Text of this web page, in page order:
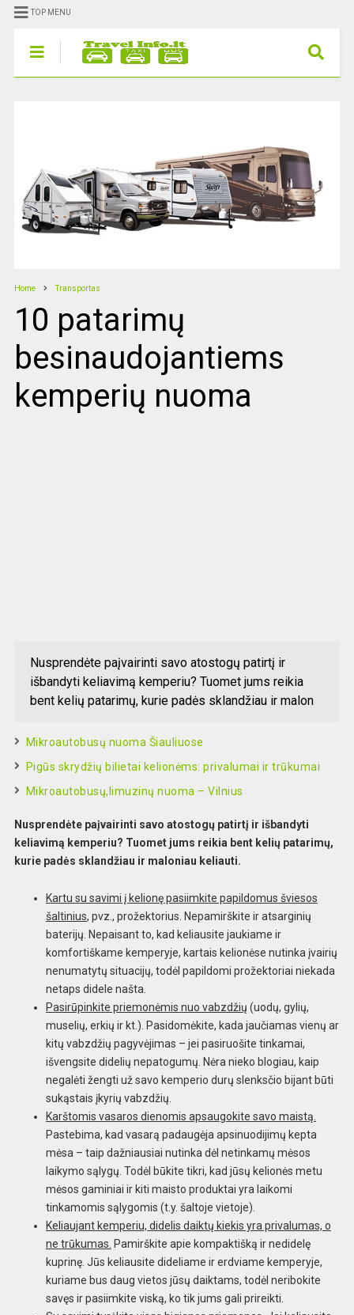
TOP MENU
Home Transportas
10 patarimų
besinaudojantiems
kemperių nuoma
Nusprendėte paįvairinti savo atostogų patirtį ir
išbandyti keliavimą kemperiu? Tuomet jums reikia
bent kelių patarimų, kurie padės sklandžiau ir malon
Mikroautobusų nuoma Šiauliuose
Pigūs skrydžių bilietai kelionėms: privalumai ir trūkumai
Mikroautobusų,limuzinų nuoma – Vilnius
Nusprendėte paįvairinti savo atostogų patirtį ir išbandyti
keliavimą kemperiu? Tuomet jums reikia bent kelių patarimų,
kurie padės sklandžiau ir maloniau keliauti.
Kartu su savimi į kelionę pasiimkite papildomus šviesos
šaltinius, pvz., prožektorius. Nepamirškite ir atsarginių
baterijų. Nepaisant to, kad keliausite jaukiame ir
komfortiškame kemperyje, kartais kelionėse nutinka įvairių
nenumatytų situacijų, todėl papildomi prožektoriai niekada
netaps didele našta.
Pasirūpinkite priemonėmis nuo vabzdžių (uodų, gylių,
muselių, erkių ir kt.). Pasidomėkite, kada jaučiamas vienų ar
kitų vabzdžių pagyvėjimas – jei pasiruošite tinkamai,
išvengsite didelių nepatogumų. Nėra nieko blogiau, kaip
negalėti žengti už savo kemperio durų slenksčio bijant būti
sukąstais įkyrių vabzdžių.
Karštomis vasaros dienomis apsaugokite savo maistą.
Pastebima, kad vasarą padaugėja apsinuodijimų kepta
mėsa – taip dažniausiai nutinka dėl netinkamų mėsos
laikymo sąlygų. Todėl būkite tikri, kad jūsų kelionės metu
mėsos gaminiai ir kiti maisto produktai yra laikomi
tinkamomis sąlygomis (t.y. šaltoje vietoje).
Keliaujant kemperiu, didelis daiktų kiekis yra privalumas, o
ne trūkumas. Pamirškite apie kompaktišką ir nedidelę
kuprinę. Jūs keliausite dideliame ir erdviame kemperyje,
kuriame bus daug vietos jūsų daiktams, todėl neribokite
savęs ir pasiimkite viską, ko tik jums gali prireikti.